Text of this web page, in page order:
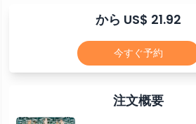
から US$ 21.92
今すぐ予約
注文概要